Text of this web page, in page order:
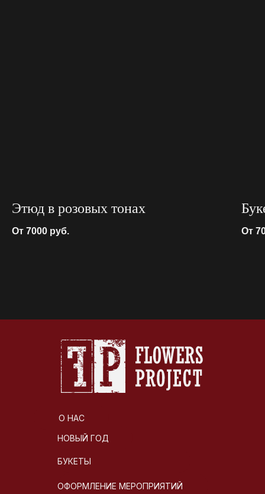
Этюд в розовых тонах
От 7000 руб. От
О НАС
НОВЫЙ ГОД
БУКЕТЫ
ОФОРМЛЕНИЕ МЕРОПРИЯТИЙ